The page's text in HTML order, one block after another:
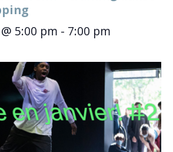
5:00 pm - 7:00 pm